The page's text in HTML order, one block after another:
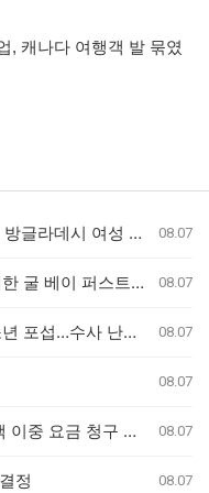
, 캐나다 여행객 발 묶였
캐나다, 2명의 사스카추완 식당 업주, 방글라데시 여성 인신매매 유죄 판결 08.07
온타리오주 산불 대피 명령 철회에 대한 굴 베이 퍼스트 네이션의 강력 반발 08.07
암호화 메신저 이용한 조직범죄, 청소년 포섭…수사 난항 예고 08.07
08.07
고디 하우 국제대교, 개통 초기 이용객 이중 요금 청구 의혹 제기 08.07
정 08.07